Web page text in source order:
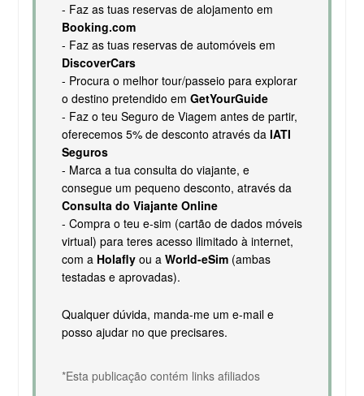
- Faz as tuas reservas de alojamento em
Booking.com
- Faz as tuas reservas de automóveis em
DiscoverCars
- Procura o melhor tour/passeio para explorar
o destino pretendido em GetYourGuide
- Faz o teu Seguro de Viagem antes de partir,
oferecemos 5% de desconto através da IATI
Seguros
- Marca a tua consulta do viajante, e
consegue um pequeno desconto, através da
Consulta do Viajante Online
- Compra o teu e-sim (cartão de dados móveis
virtual) para teres acesso ilimitado à internet,
com a Holaflyou a World-eSim(ambas
testadas e aprovadas).
Qualquer dúvida, manda-me um e-mail e
posso ajudar no que precisares.
*Esta publicação contém links afiliados